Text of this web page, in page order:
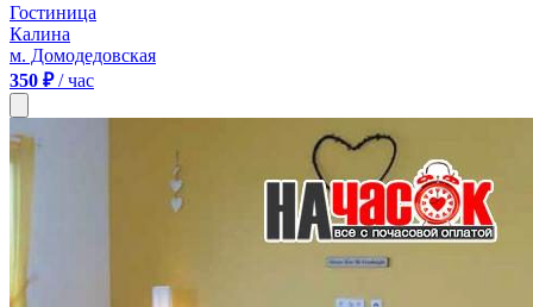
Гостиница
Калина
м. Домодедовская
350 ₽/ час